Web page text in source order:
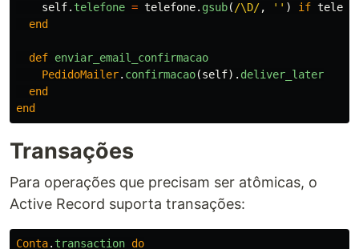
self. telefone = telefone. gsub( /\D/, '' ) if
end
def enviar_email_confirmacao
PedidoMailer. confirmacao(self). deliver_later
end
end
Transações
Para operações que precisam ser atômicas, o
Active Record suporta transações:
Conta. transaction do